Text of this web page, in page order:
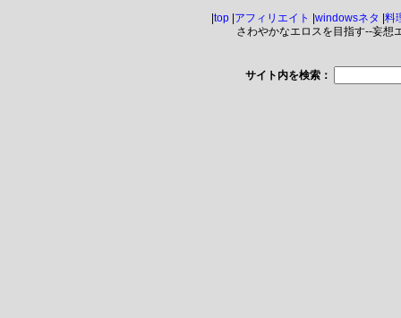
|top |アフィリエイト |windowsネタ |料
さわやかなエロスを目指す--妄
サイト内を検索：